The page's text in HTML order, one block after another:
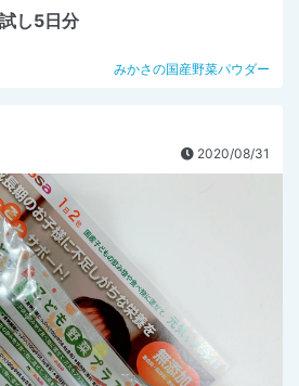
し5日分
みかさの国産野菜パウダー
2020/08/31